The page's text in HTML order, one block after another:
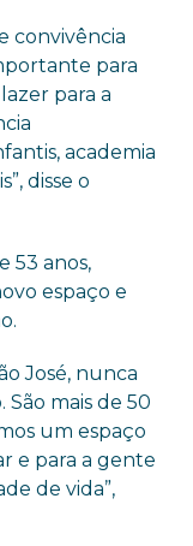
convivência
para
para a
academia
disse o
53 anos,
espaço e
José, nunca
São mais de 50
um espaço
e para a gente
de vida”,